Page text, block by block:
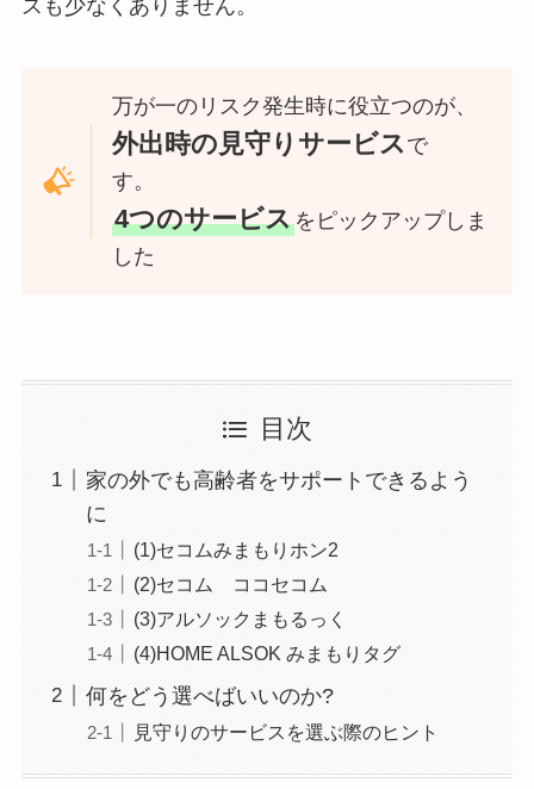
スも少なくありません。
万が一のリスク発生時に役立つのが、
外出時の見守りサービス で
す。
4つのサービスをピックアップしま
した
目次
家の外でも高齢者をサポートできるよう
に
(1)セコムみまもりホン2
(2)セコム ココセコム
(3)アルソックまもるっく
(4)HOME ALSOK みまもりタグ
何をどう選べばいいのか?
見守りのサービスを選ぶ際のヒント